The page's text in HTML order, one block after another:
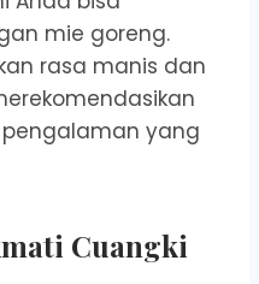
mie goreng.
rasa manis dan
yang
Cuangki